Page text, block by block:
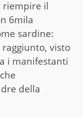
riempire il
6mila
sardine:
visto
i manifestanti
della